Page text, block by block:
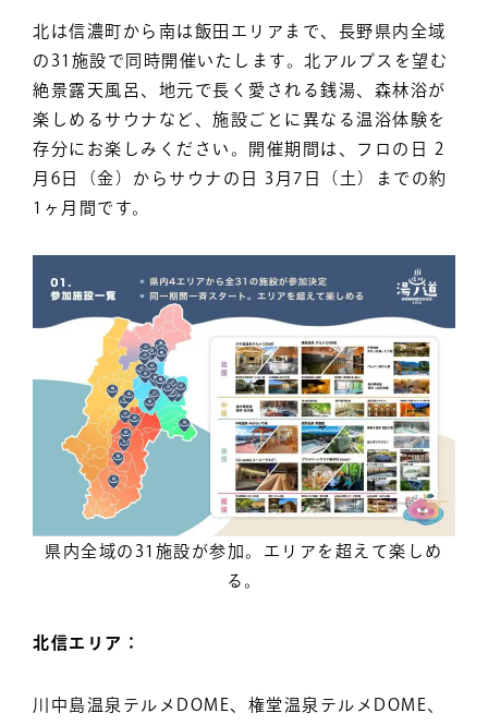
北は信濃町から南は飯田エリアまで、長野県内全域
の31施設で同時開催いたします。北アルプスを望む
絶景露天風呂、地元で長く愛される銭湯、森林浴が
楽しめるサウナなど、施設ごとに異なる温浴体験を
存分にお楽しみください。開催期間は、フロの日 2
月6日（金）からサウナの日 3月7日（土）までの約
1ヶ月間です。
県内全域の31施設が参加。エリアを超えて楽しめ
る。
北信エリア：
川中島温泉テルメDOME、権堂温泉テルメDOME、